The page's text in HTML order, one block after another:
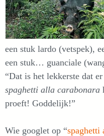
een stuk lardo (vetspek),
een stuk… guanciale
“Dat is het lekkerste dat
spaghetti alla carabonara
proeft! Goddelijk!”
Wie googlet op “spaghetti